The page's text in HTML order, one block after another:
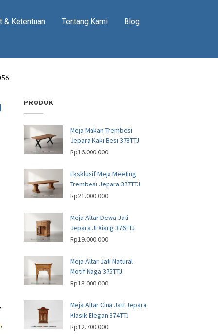
& Ketentuan Tentang Kami Blog
PRODUK
Meja Makan Trembesi
Jepara Kaki Besi 378TTJ
Rp16.000.000
Eksklusif Meja Meeting
Trembesi Jepara 377TTJ
Rp21.000.000
Meja Altar Dewa Jati
Jepara Ji Xiang 376TTJ
Rp19.000.000
Meja Altar Jati Natural
Motif Naga 375TTJ
Rp18.000.000
Meja Altar Cina Jati Jepara
Klasik Elegan 374TTJ
Rp12.700.000
,
,